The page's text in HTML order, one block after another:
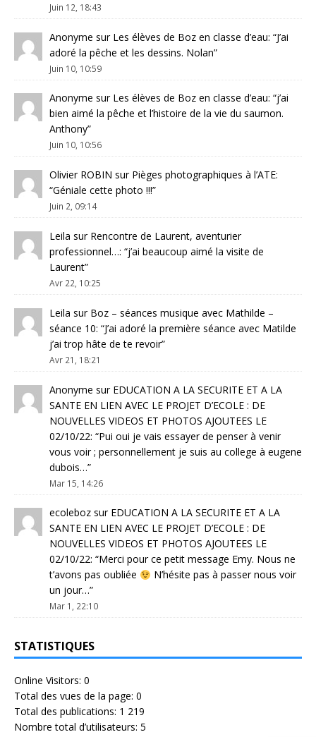
Juin 12, 18:43
Anonyme sur Les élèves de Boz en classe d’eau: “J’ai
adoré la pêche et les dessins. Nolan”
Juin 10, 10:59
Anonyme sur Les élèves de Boz en classe d’eau: “j’ai
bien aimé la pêche et l’histoire de la vie du saumon.
Anthony”
Juin 10, 10:56
Olivier ROBIN sur Pièges photographiques à l’ATE:
“Géniale cette photo !!!”
Juin 2, 09:14
Leila sur Rencontre de Laurent, aventurier
professionnel…: “j’ai beaucoup aimé la visite de
Laurent”
Avr 22, 10:25
Leila sur Boz – séances musique avec Mathilde –
séance 10: “J’ai adoré la première séance avec Matilde
j’ai trop hâte de te revoir”
Avr 21, 18:21
Anonyme sur EDUCATION A LA SECURITE ET A LA
SANTE EN LIEN AVEC LE PROJET D’ECOLE : DE
NOUVELLES VIDEOS ET PHOTOS AJOUTEES LE
02/10/22: “Pui oui je vais essayer de penser à venir
vous voir ; personnellement je suis au college à eugene
dubois…”
Mar 15, 14:26
ecoleboz sur EDUCATION A LA SECURITE ET A LA
SANTE EN LIEN AVEC LE PROJET D’ECOLE : DE
NOUVELLES VIDEOS ET PHOTOS AJOUTEES LE
02/10/22: “Merci pour ce petit message Emy. Nous ne
t’avons pas oubliée
N’hésite pas à passer nous voir
un jour…”
Mar 1, 22:10
STATISTIQUES
Online Visitors: 0
Total des vues de la page: 0
Total des publications: 1 219
Nombre total d’utilisateurs: 5